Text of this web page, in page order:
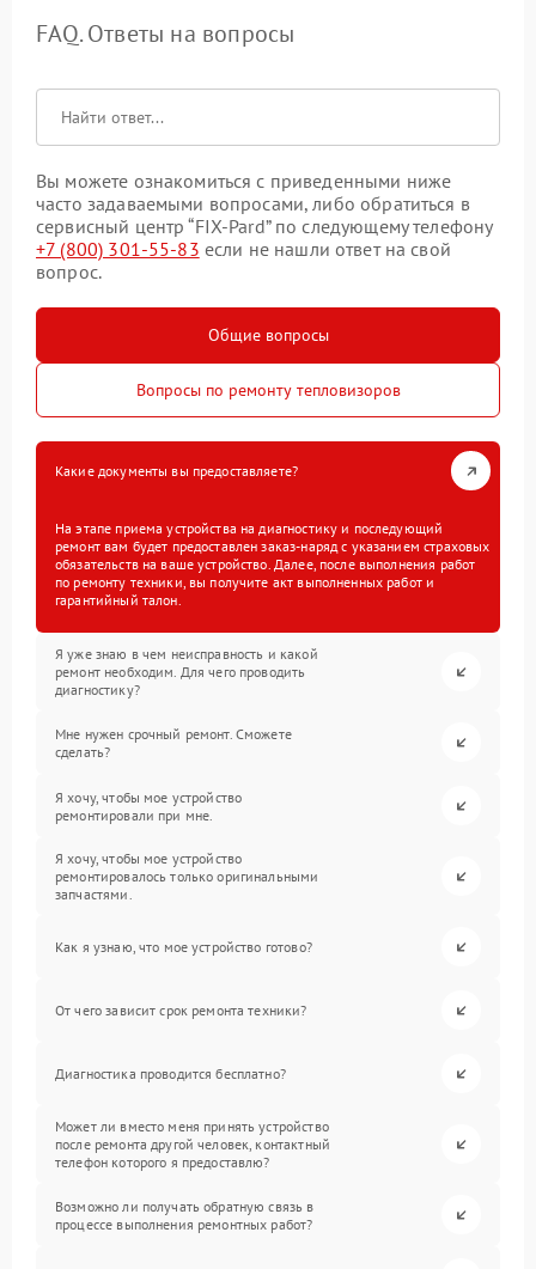
FAQ. Ответы на вопросы
Вы можете ознакомиться с приведенными ниже
часто задаваемыми вопросами, либо обратиться в
сервисный центр “FIX-Pard” по следующему телефону
+7 (800) 301-55-83 если не нашли ответ на свой
вопрос.
Общие вопросы
Вопросы по ремонту тепловизоров
Какие документы вы предоставляете?
На этапе приема устройства на диагностику и последующий
ремонт вам будет предоставлен заказ-наряд с указанием страховых
обязательств на ваше устройство. Далее, после выполнения работ
по ремонту техники, вы получите акт выполненных работ и
гарантийный талон.
Я уже знаю в чем неисправность и какой
ремонт необходим. Для чего проводить
диагностику?
Мне нужен срочный ремонт. Сможете
сделать?
Я хочу, чтобы мое устройство
ремонтировали при мне.
Я хочу, чтобы мое устройство
ремонтировалось только оригинальными
запчастями.
Как я узнаю, что мое устройство готово?
От чего зависит срок ремонта техники?
Диагностика проводится бесплатно?
Может ли вместо меня принять устройство
после ремонта другой человек, контактный
телефон которого я предоставлю?
Возможно ли получать обратную связь в
процессе выполнения ремонтных работ?